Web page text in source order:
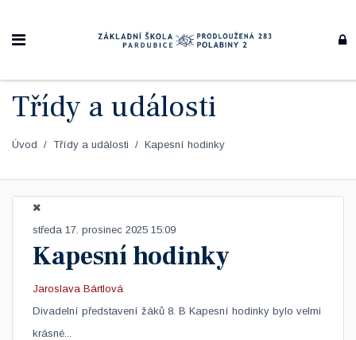
Třídy a události
Úvod Třídy a události Kapesní hodinky
středa 17. prosinec 2025 15:09
Kapesní hodinky
Jaroslava Bártlová
Divadelní představení žáků 8. B Kapesní hodinky bylo velmi
krásné...